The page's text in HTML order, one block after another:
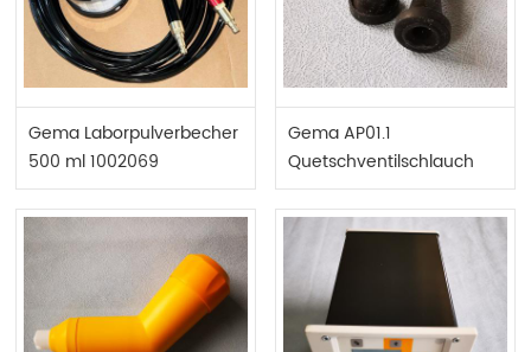
Gema Laborpulverbecher
500 ml 1002069
Gema AP01.1
Quetschventilschlauch
DN7,5 1017438